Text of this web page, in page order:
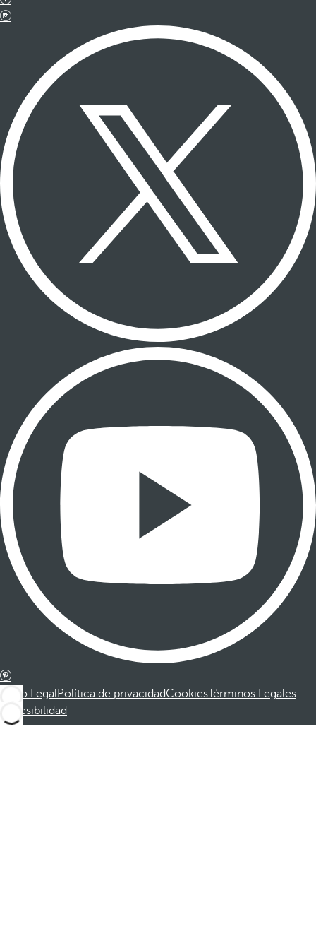
Aviso LegalPolítica de privacidadCookiesTérminos Legales
Accesibilidad